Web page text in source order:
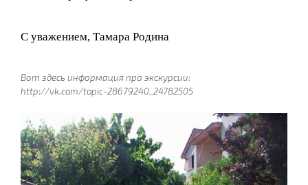
С уважением, Тамара Родина
Вот здесь информация про экскурсии:
http://vk.com/topic-28679240_24782505